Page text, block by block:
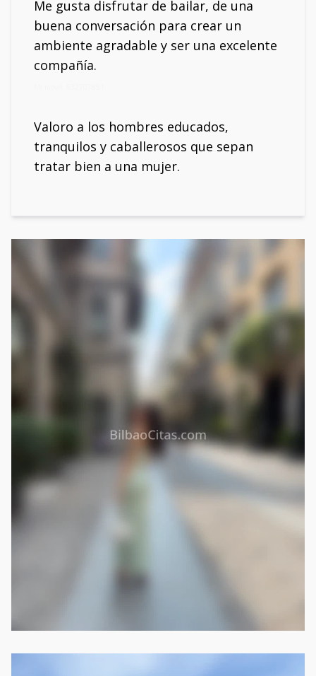
Me gusta disfrutar de bailar, de una
buena conversación para crear un
ambiente agradable y ser una excelente
compañía.
Valoro a los hombres educados,
tranquilos y caballerosos que sepan
tratar bien a una mujer.